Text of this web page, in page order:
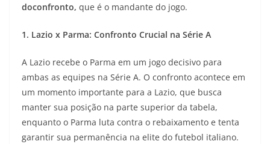
doconfronto, que é o mandante do jogo.
1. Lazio x Parma: Confronto Crucial na Série A
A Lazio recebe o Parma em um jogo decisivo para
ambas as equipes na Série A. O confronto acontece em
um momento importante para a Lazio, que busca
manter sua posição na parte superior da tabela,
enquanto o Parma luta contra o rebaixamento e tenta
garantir sua permanência na elite do futebol italiano.